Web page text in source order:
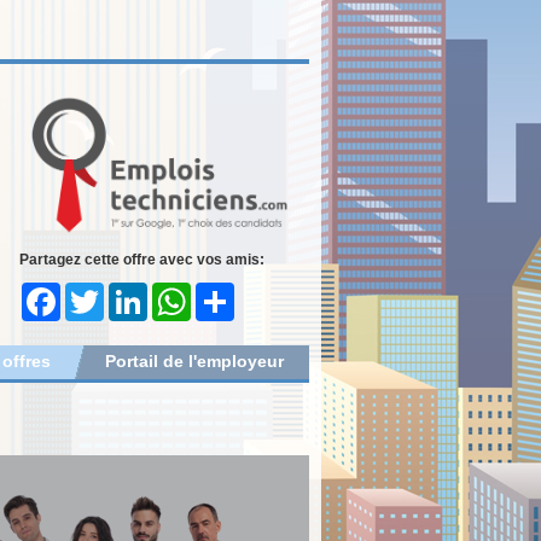
Partagez cette offre avec vos amis:
FacebookTwitter LinkedIn WhatsAppShare
Portail de l'employeur